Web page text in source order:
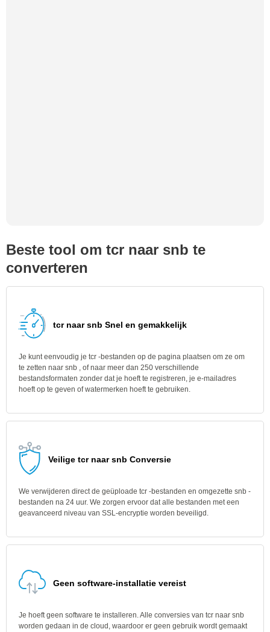
Beste tool om tcr naar snb te
converteren
tcr naar snb Snel en gemakkelijk
Je kunt eenvoudig je tcr -bestanden op de pagina plaatsen om ze om
te zetten naar snb , of naar meer dan 250 verschillende
bestandsformaten zonder dat je hoeft te registreren, je e-mailadres
hoeft op te geven of watermerken hoeft te gebruiken.
Veilige tcr naar snb Conversie
We verwijderen direct de geüploade tcr -bestanden en omgezette snb -
bestanden na 24 uur. We zorgen ervoor dat alle bestanden met een
geavanceerd niveau van SSL-encryptie worden beveiligd.
Geen software-installatie vereist
Je hoeft geen software te installeren. Alle conversies van tcr naar snb
worden gedaan in de cloud, waardoor er geen gebruik wordt gemaakt